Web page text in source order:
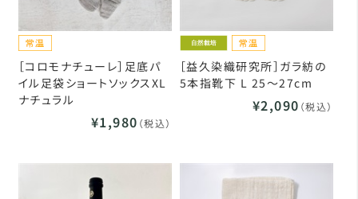
［コロモナチューレ］足底パ
イル足袋ショートソックスXL
ナチュラル
¥1,980 （税込）
［益久染織研究所］ガラ紡の
5本指靴下 L 25～27cm
¥2,090 （税込）